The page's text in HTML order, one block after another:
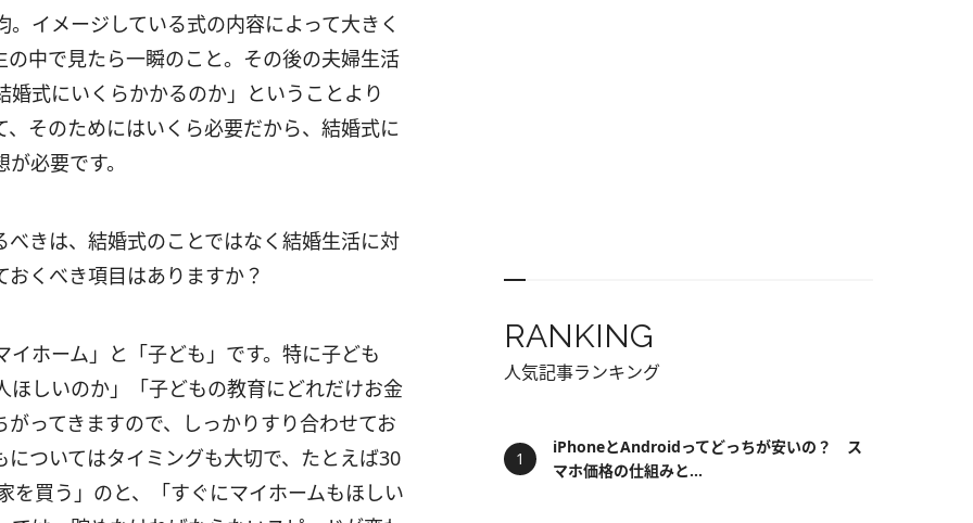
イメージしている式の内容によって大きく
中で見たら一瞬のこと。その後の夫婦生活
式にいくらかかるのか」ということより
そのためにはいくら必要だから、結婚式に
必要です。
きは、結婚式のことではなく結婚生活に対
くべき項目はありますか？
ホーム」と「子ども」です。特に子ども
しいのか」「子どもの教育にどれだけお金
ってきますので、しっかりすり合わせてお
ついてはタイミングも大切で、たとえば30
を買う」のと、「すぐにマイホームもほしい
RANKING
人気記事ランキング
iPhoneとAndroidってどっちが安いの？ ス
マホ価格の仕組みと...